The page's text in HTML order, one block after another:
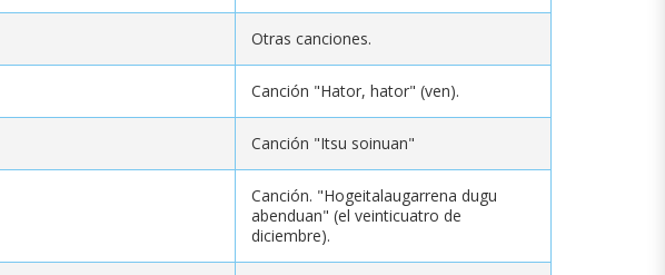
Otras canciones.
Canción "Hator, hator" (ven).
Canción "Itsu soinuan"
Canción. "Hogeitalaugarrena dugu
abenduan" (el veinticuatro de
diciembre).